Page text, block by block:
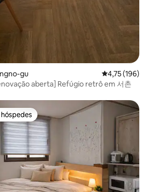
gu 4,75 de uma
4,75 (196)
aberta] Refúgio retrô em 서촌
preferidos dos hóspedes